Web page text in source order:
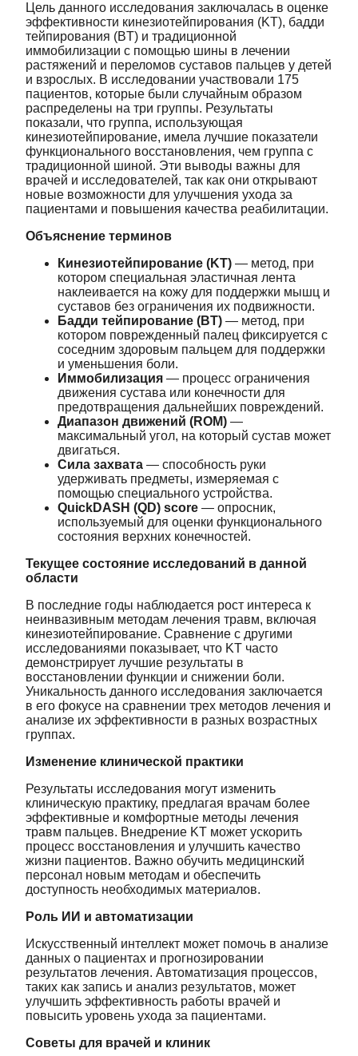
Цель данного исследования заключалась в оценке
эффективности кинезиотейпирования (KT), бадди
тейпирования (BT) и традиционной
иммобилизации с помощью шины в лечении
растяжений и переломов суставов пальцев у детей
и взрослых. В исследовании участвовали 175
пациентов, которые были случайным образом
распределены на три группы. Результаты
показали, что группа, использующая
кинезиотейпирование, имела лучшие показатели
функционального восстановления, чем группа с
традиционной шиной. Эти выводы важны для
врачей и исследователей, так как они открывают
новые возможности для улучшения ухода за
пациентами и повышения качества реабилитации.
Объяснение терминов
Кинезиотейпирование (KT) — метод, при
котором специальная эластичная лента
наклеивается на кожу для поддержки мышц и
суставов без ограничения их подвижности.
Бадди тейпирование (BT) — метод, при
котором поврежденный палец фиксируется с
соседним здоровым пальцем для поддержки
и уменьшения боли.
Иммобилизация — процесс ограничения
движения сустава или конечности для
предотвращения дальнейших повреждений.
Диапазон движений (ROM) —
максимальный угол, на который сустав может
двигаться.
Сила захвата — способность руки
удерживать предметы, измеряемая с
помощью специального устройства.
QuickDASH (QD) score — опросник,
используемый для оценки функционального
состояния верхних конечностей.
Текущее состояние исследований в данной
области
В последние годы наблюдается рост интереса к
неинвазивным методам лечения травм, включая
кинезиотейпирование. Сравнение с другими
исследованиями показывает, что KT часто
демонстрирует лучшие результаты в
восстановлении функции и снижении боли.
Уникальность данного исследования заключается
в его фокусе на сравнении трех методов лечения и
анализе их эффективности в разных возрастных
группах.
Изменение клинической практики
Результаты исследования могут изменить
клиническую практику, предлагая врачам более
эффективные и комфортные методы лечения
травм пальцев. Внедрение KT может ускорить
процесс восстановления и улучшить качество
жизни пациентов. Важно обучить медицинский
персонал новым методам и обеспечить
доступность необходимых материалов.
Роль ИИ и автоматизации
Искусственный интеллект может помочь в анализе
данных о пациентах и прогнозировании
результатов лечения. Автоматизация процессов,
таких как запись и анализ результатов, может
улучшить эффективность работы врачей и
повысить уровень ухода за пациентами.
Советы для врачей и клиник